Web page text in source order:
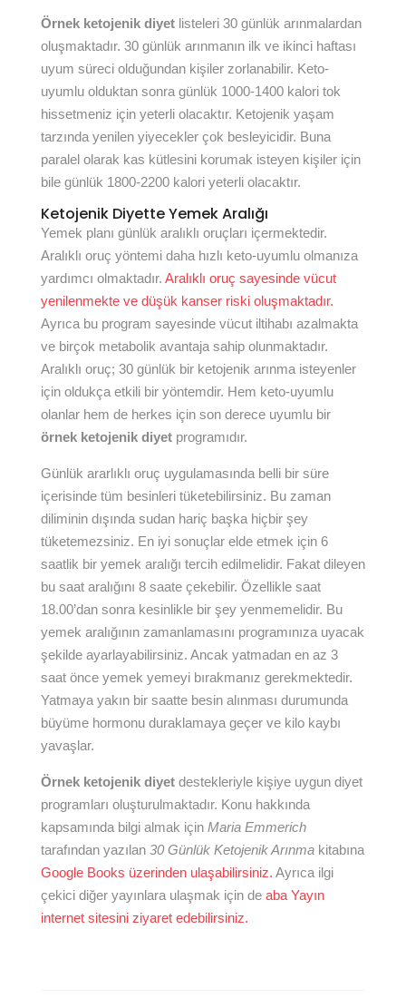
Örnek ketojenik diyetlisteleri 30 günlük arınmalardan
oluşmaktadır. 30 günlük arınmanın ilk ve ikinci haftası
uyum süreci olduğundan kişiler zorlanabilir. Keto-
uyumlu olduktan sonra günlük 1000-1400 kalori tok
hissetmeniz için yeterli olacaktır. Ketojenik yaşam
tarzında yenilen yiyecekler çok besleyicidir. Buna
paralel olarak kas kütlesini korumak isteyen kişiler için
bile günlük 1800-2200 kalori yeterli olacaktır.
Ketojenik Diyette Yemek Aralığı
Yemek planı günlük aralıklı oruçları içermektedir.
Aralıklı oruç yöntemi daha hızlı keto-uyumlu olmanıza
yardımcı olmaktadır. Aralıklı oruç sayesinde vücut
yenilenmekte ve düşük kanser riski oluşmaktadır.
Ayrıca bu program sayesinde vücut iltihabı azalmakta
ve birçok metabolik avantaja sahip olunmaktadır.
Aralıklı oruç; 30 günlük bir ketojenik arınma isteyenler
için oldukça etkili bir yöntemdir. Hem keto-uyumlu
olanlar hem de herkes için son derece uyumlu bir
örnek ketojenik diyetprogramıdır.
Günlük ararlıklı oruç uygulamasında belli bir süre
içerisinde tüm besinleri tüketebilirsiniz. Bu zaman
diliminin dışında sudan hariç başka hiçbir şey
tüketemezsiniz. En iyi sonuçlar elde etmek için 6
saatlik bir yemek aralığı tercih edilmelidir. Fakat dileyen
bu saat aralığını 8 saate çekebilir. Özellikle saat
18.00’dan sonra kesinlikle bir şey yenmemelidir. Bu
yemek aralığının zamanlamasını programınıza uyacak
şekilde ayarlayabilirsiniz. Ancak yatmadan en az 3
saat önce yemek yemeyi bırakmanız gerekmektedir.
Yatmaya yakın bir saatte besin alınması durumunda
büyüme hormonu duraklamaya geçer ve kilo kaybı
yavaşlar.
Örnek ketojenik diyetdestekleriyle kişiye uygun diyet
programları oluşturulmaktadır. Konu hakkında
kapsamında bilgi almak için Maria Emmerich
tarafından yazılan 30 Günlük Ketojenik Arınmakitabına
Google Books üzerinden ulaşabilirsiniz. Ayrıca ilgi
çekici diğer yayınlara ulaşmak için de aba Yayın
internet sitesini ziyaret edebilirsiniz.